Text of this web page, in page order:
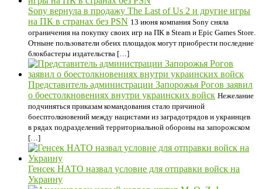
Sony вернула в продажу The Last of Us 2 и другие игры
на ПК в странах без PSN 13 июня компания Sony сняла
ограничения на покупку своих игр на ПК в Steam и Epic Games Store.
Отныне пользователи обеих площадок могут приобрести последние
блокбастеры издательства […]
Представитель администрации Запорожья Рогов заявил
о боестолкновениях внутри украинских войск Нежелание
подчиняться приказам командования стало причиной
боесптолкновений между нацистами из заградотрядов и украинцев
в рядах подразделений территориальной обороны на запорожском
[…]
Генсек НАТО назвал условие для отправки войск на
Украину